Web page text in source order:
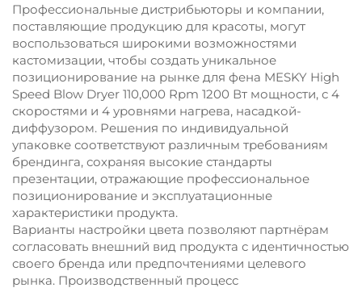
Профессиональные дистрибьюторы и компании,
поставляющие продукцию для красоты, могут
воспользоваться широкими возможностями
кастомизации, чтобы создать уникальное
позиционирование на рынке для фена MESKY High
Speed Blow Dryer 110,000 Rpm 1200 Вт мощности, с 4
скоростями и 4 уровнями нагрева, насадкой-
диффузором. Решения по индивидуальной
упаковке соответствуют различным требованиям
брендинга, сохраняя высокие стандарты
презентации, отражающие профессиональное
позиционирование и эксплуатационные
характеристики продукта.
Варианты настройки цвета позволяют партнёрам
согласовать внешний вид продукта с идентичностью
своего бренда или предпочтениями целевого
рынка. Производственный процесс